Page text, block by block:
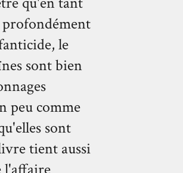
profondément
le
sont bien
peu comme
sont
tient aussi